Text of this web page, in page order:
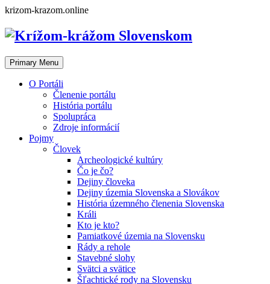
Skip
content
krizom-krazom.online
Primary Menu
O Portáli
Členenie portálu
História portálu
Spolupráca
Zdroje informácií
Pojmy
Človek
Archeologické kultúry
Čo je čo?
Dejiny človeka
Dejiny územia Slovenska a Slovákov
História územného členenia Slovenska
Králi
Kto je kto?
Pamiatkové územia na Slovensku
Rády a rehole
Stavebné slohy
Svätci a svätice
Šľachtické rody na Slovensku